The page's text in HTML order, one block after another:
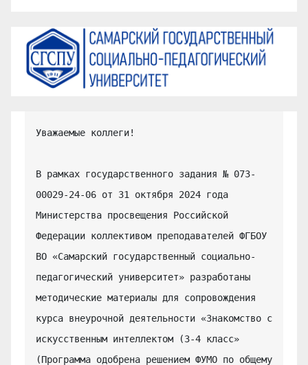
Уважаемые коллеги!
В рамках государственного задания № 073-
00029-24-06 от 31 октября 2024 года
Министерства просвещения Российской
Федерации коллективом преподавателей ФГБОУ
ВО «Самарский государственный социально-
педагогический университет» разработаны
методические материалы для сопровождения
курса внеурочной деятельности «Знакомство с
искусственным интеллектом (3-4 класс»
(Программа одобрена решением ФУМО по общему